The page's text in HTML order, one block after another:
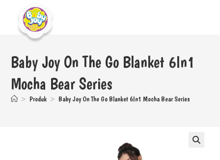
Baby Joy On The Go Blanket 6In1
Mocha Bear Series
> Produk > Baby Joy On The Go Blanket 6In1 Mocha Bear Series